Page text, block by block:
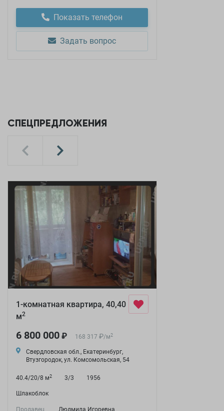
Показать телефон
Задать вопрос
СПЕЦПРЕДЛОЖЕНИЯ
1-комнатная квартира, 40,40
м2
6 800 000 ₽ 168 317 ₽/м2
Свердловская обл., Екатеринбург,
Втузгородок, ул. Комсомольская, 54
40.4/20/8 м2 3/3 1956
Шлакоблок
Продавец Людмила Игоревна